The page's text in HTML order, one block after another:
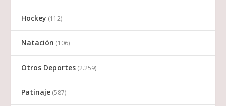
Hockey (112)
Natación (106)
Otros Deportes (2.259)
Patinaje (587)